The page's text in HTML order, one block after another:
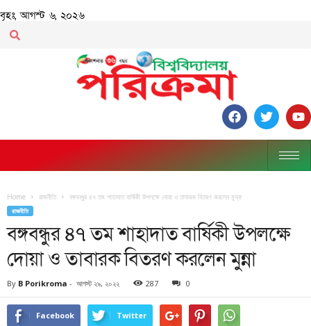
বৃহঃ, আগস্ট ৬, ২০২৬
Home রাজনীতি বঙ্গবন্ধুর ৪৭ তম শাহাদাত বার্ষিকী উপলক্ষে দোয়া ও তাবারক বিতরণ করলেন মুন্না
রাজনীতি
বঙ্গবন্ধুর ৪৭ তম শাহাদাত বার্ষিকী উপলক্ষে
দোয়া ও তাবারক বিতরণ করলেন মুন্না
By B Porikroma - আগস্ট ২৯, ২০২২ 287 0
Facebook Twitter